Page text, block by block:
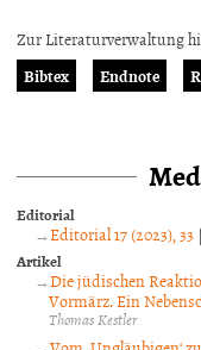
Zur Literaturverwaltung
Bibtex
Endnote
Editorial
Editorial 17 (2023), 33
Artikel
Die jüdischen
Vormärz. Ein
Thomas Kestler